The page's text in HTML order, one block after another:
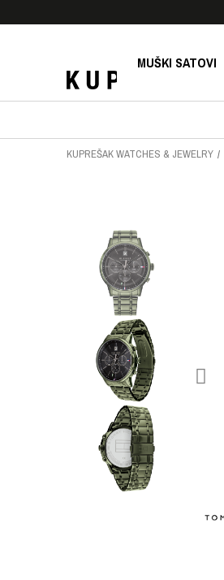
MUŠKI SATOVI
KUPREŠAK WATCHES & JEWELRY